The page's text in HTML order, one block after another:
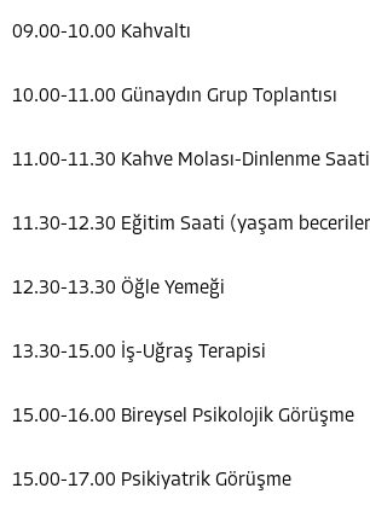
09.00-10.00 Kahvaltı
10.00-11.00 Günaydın Grup Toplantısı
11.00-11.30 Kahve Molası-Dinlenme Saati
11.30-12.30 Eğitim Saati (yaşam
12.30-13.30 Öğle Yemeği
13.30-15.00 İş-Uğraş Terapisi
15.00-16.00 Bireysel Psikolojik Görüşme
15.00-17.00 Psikiyatrik Görüşme